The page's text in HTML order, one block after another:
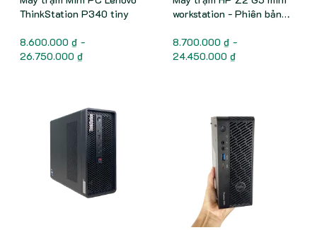
ThinkStation P340 tiny
8.600.000 ₫ -
26.750.000 ₫
workstation - Phiên bản
8.700.000 ₫ -
24.450.000 ₫